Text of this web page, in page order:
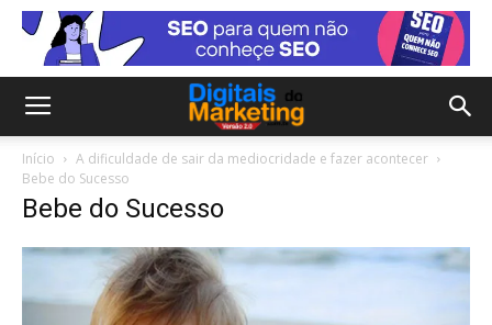
Início
A dificuldade de sair da mediocridade e fazer acontecer
Bebe do Sucesso
Bebe do Sucesso